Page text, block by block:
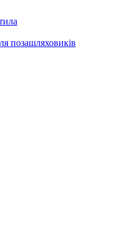
позашляховиків